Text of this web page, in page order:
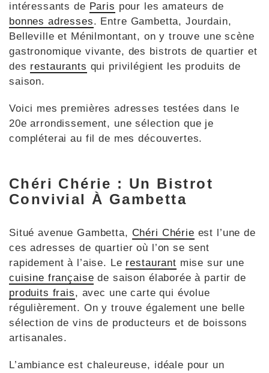
intéressants de Paris pour les amateurs de
bonnes adresses. Entre Gambetta, Jourdain,
Belleville et Ménilmontant, on y trouve une scène
gastronomique vivante, des bistrots de quartier et
des restaurants qui privilégient les produits de
saison.
Voici mes premières adresses testées dans le
20e arrondissement, une sélection que je
compléterai au fil de mes découvertes.
Chéri Chérie : Un Bistrot
Convivial À Gambetta
Situé avenue Gambetta, Chéri Chérie est l’une de
ces adresses de quartier où l’on se sent
rapidement à l’aise. Le restaurant mise sur une
cuisine française de saison élaborée à partir de
produits frais, avec une carte qui évolue
régulièrement. On y trouve également une belle
sélection de vins de producteurs et de boissons
artisanales.
L’ambiance est chaleureuse, idéale pour un